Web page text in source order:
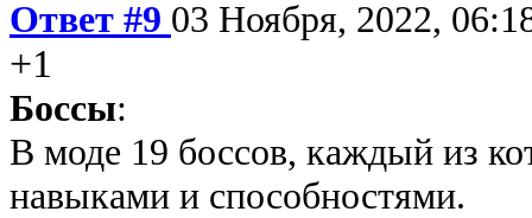
Ответ #9 03 Ноября, 2022,
+1
Боссы:
В моде 19 боссов, каждый из
навыками и способностями.